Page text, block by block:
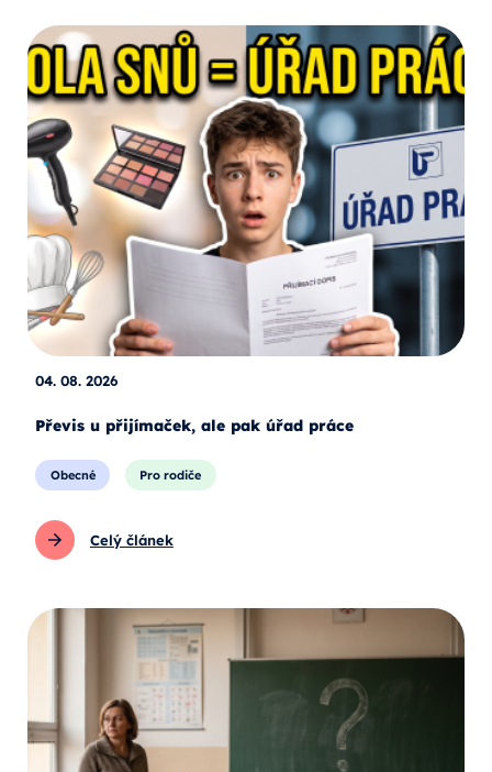
04. 08. 2026
Převis u přijímaček, ale pak úřad práce
Obecné Pro rodiče
Celý článek